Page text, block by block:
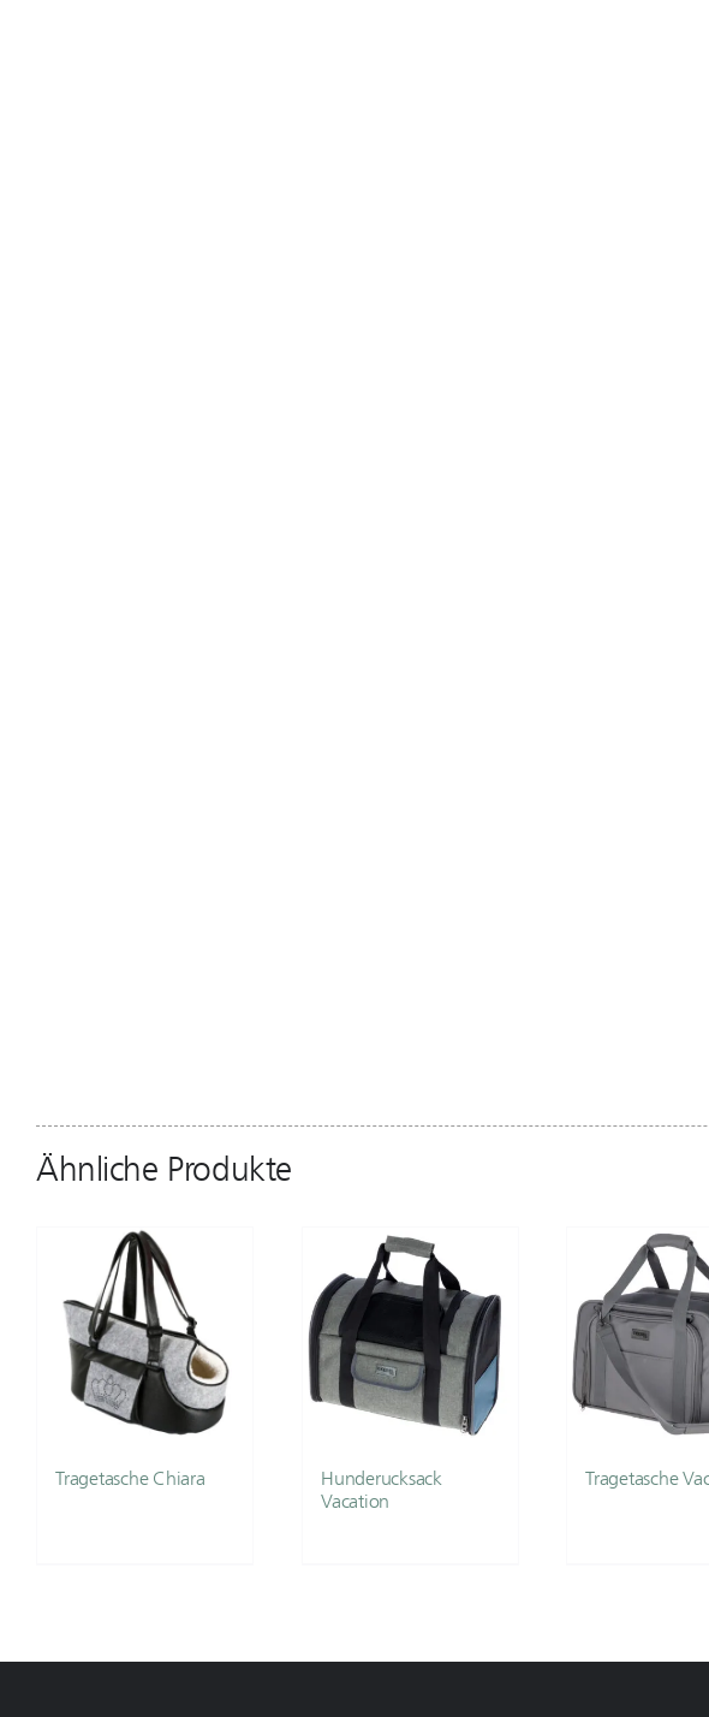
Ähnliche Produkte
Tragetasche Chiara
Hunderucksack
Vacation
Tragetasche